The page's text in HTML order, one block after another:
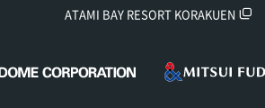
ATAMI BAY RESORT KORAKUEN